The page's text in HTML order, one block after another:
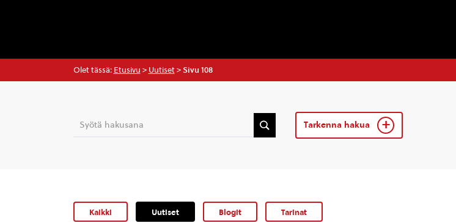
Olet tässä: Etusivu > Uutiset> Sivu 108
Tarkenna hakua
Kaikki Uutiset Blogit Tarinat